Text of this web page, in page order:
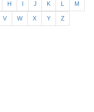
H J K L M
V W X Y Z